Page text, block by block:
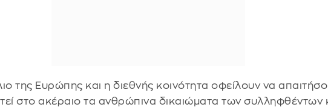
της Ευρώπης και η διεθνής κοινότητα οφείλουν να
στο ακέραιο τα ανθρώπινα δικαιώματα των συλληφθέντων